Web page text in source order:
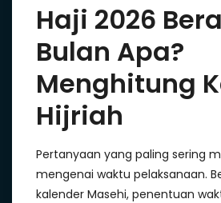
Haji 2026
Bulan Apa?
Menghitung
Hijriah
Pertanyaan yang paling sering
mengenai waktu pelaksanaan.
kalender Masehi, penentuan